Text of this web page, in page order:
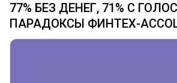
77% БЕЗ ДЕНЕГ, 71% С
ПАРАДОКСЫ ФИНТЕХ-